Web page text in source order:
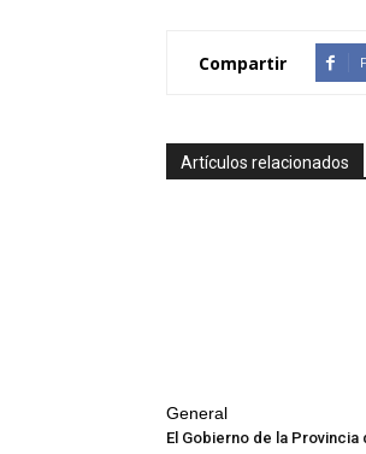
Compartir
Artículos relacionados
General
El Gobierno de la Provincia